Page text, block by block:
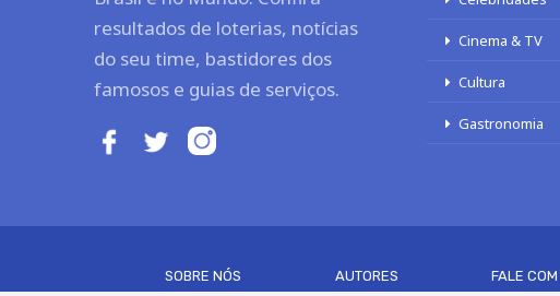
resultados de loterias, notícias
do seu time, bastidores dos
famosos e guias de serviços.
Cinema & TV
Cultura
Gastronomia
SOBRE NÓS AUTORES FALE